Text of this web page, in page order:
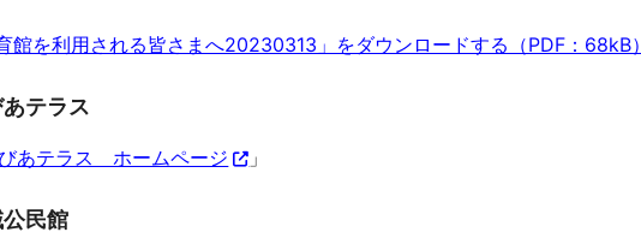
館を利用される皆さまへ20230313」をダウンロードする（PDF：68kB）
テラス
あテラス ホームページ 」
民館